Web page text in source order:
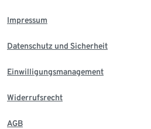
Impressum
Datenschutz und Sicherheit
Einwilligungsmanagement
Widerrufsrecht
AGB